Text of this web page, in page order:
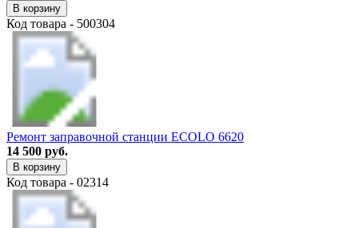
В корзину
Код товара - 500304
Ремонт заправочной станции ECOLO 6620
14 500 руб.
В корзину
Код товара - 02314